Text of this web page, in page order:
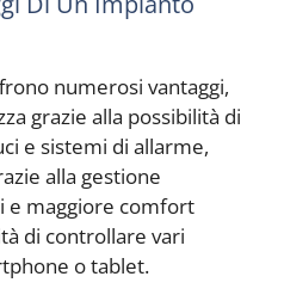
numerosi vantaggi,
grazie alla possibilità di
e sistemi di allarme,
alla gestione
e maggiore comfort
di controllare vari
o tablet.